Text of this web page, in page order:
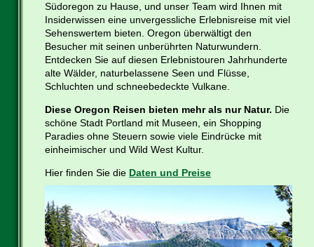
Südoregon zu Hause, und unser Team wird Ihnen mit
Insiderwissen eine unvergessliche Erlebnisreise mit viel
Sehenswertem bieten. Oregon überwältigt den
Besucher mit seinen unberührten Naturwundern.
Entdecken Sie auf diesen Erlebnistouren Jahrhunderte
alte Wälder, naturbelassene Seen und Flüsse,
Schluchten und schneebedeckte Vulkane.
Diese Oregon Reisen bieten mehr als nur Natur. Die
schöne Stadt Portland mit Museen, ein Shopping
Paradies ohne Steuern sowie viele Eindrücke mit
einheimischer und Wild West Kultur.
Hier finden Sie die Daten und Preise